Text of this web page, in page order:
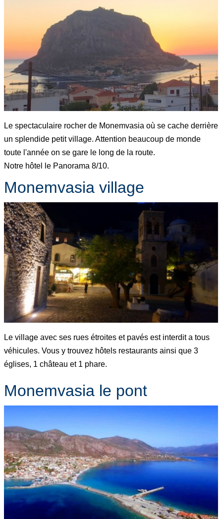
Le spectaculaire rocher de Monemvasia où se cache derrière
un splendide petit village. Attention beaucoup de monde
toute l'année on se gare le long de la route.
Notre hôtel le Panorama 8/10.
Monemvasia village
Le village avec ses rues étroites et pavés est interdit a tous
véhicules. Vous y trouvez hôtels restaurants ainsi que 3
églises, 1 château et 1 phare.
Monemvasia le pont